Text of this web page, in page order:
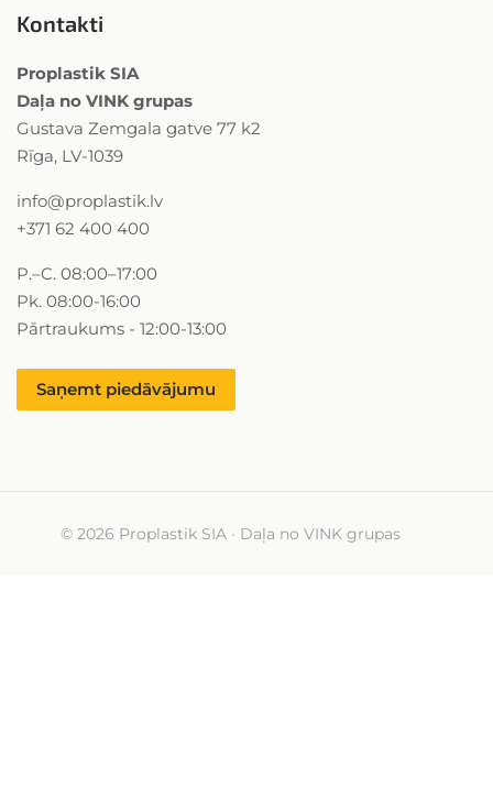
Kontakti
Proplastik SIA
Daļa no VINK grupas
Gustava Zemgala gatve 77 k2
Rīga, LV-1039
info@proplastik.lv
+371 62 400 400
P.–C. 08:00–17:00
Pk. 08:00-16:00
Pārtraukums - 12:00-13:00
Saņemt piedāvājumu
© 2026 Proplastik SIA · Daļa no VINK grupas